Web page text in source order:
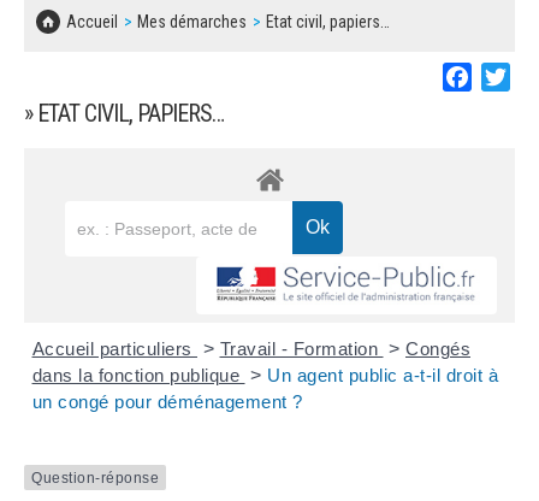
Accueil Mes démarches Etat civil, papiers…
» ETAT CIVIL, PAPIERS…
Accueil particuliers > Travail - Formation > Congés
dans la fonction publique > Un agent public a-t-il droit à
un congé pour déménagement ?
Question-réponse
CONCERTATIONS PUBLIQUES
SOLIDARITÉ, LOGEMENT
SÉNIORS
DECHETS
BESOIN D'UNE AIDE ?
LES ASSOCIATIONS
MARCHÉS PUBLICS
DOCUMENT D'INFORMATION COMMUNAL
REGLEMENT LOCAL DE PUBLICITÉ
DECLARATION DE DEMARCHAGE
DOSSIER DE DEMANDE DE SUBVENTION
DEMANDE DE PRÊT DE MATERIEL
FICHE D'ORGANISATION MANIFESTATION